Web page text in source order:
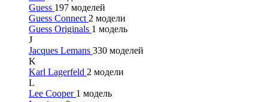
Guess 197 моделей
Guess Connect 2 модели
Guess Originals 1 модель
J
Jacques Lemans 330 моделей
K
Karl Lagerfeld 2 модели
L
Lee Cooper 1 модель